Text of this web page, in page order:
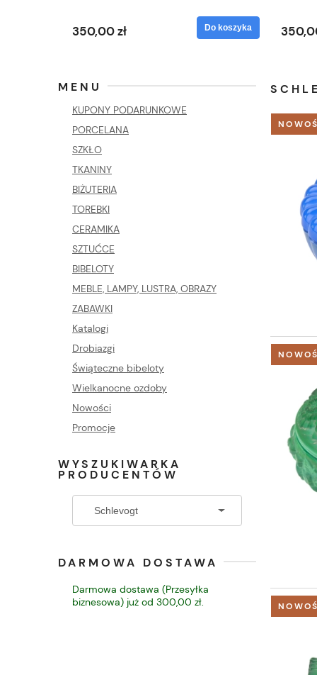
350,00 zł Do koszyka
MENU
KUPONY PODARUNKOWE
PORCELANA
SZKŁO
TKANINY
BIŻUTERIA
TOREBKI
CERAMIKA
SZTUĆCE
BIBELOTY
MEBLE, LAMPY, LUSTRA, OBRAZY
ZABAWKI
Katalogi
Drobiazgi
Świąteczne bibeloty
Wielkanocne ozdoby
Nowości
Promocje
WYSZUKIWARKA
PRODUCENTÓW
DARMOWA DOSTAWA
Darmowa dostawa (Przesyłka
biznesowa) już od 300,00 zł.